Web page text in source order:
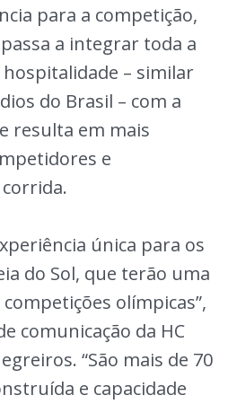
para a competição,
a integrar toda a
– similar
do Brasil – com a
resulta em mais
e
única para os
do Sol, que terão uma
olímpicas”,
comunicação da HC
“São mais de 70
e capacidade